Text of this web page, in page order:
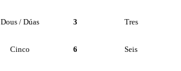
Dous / Dúas 3 Tres
Cinco 6 Seis